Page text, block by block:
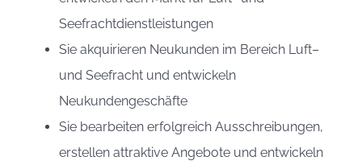
Seefrachtdienstleistungen
Sie akquirieren Neukunden im Bereich Luft–
und Seefracht und entwickeln
Neukundengeschäfte
Sie bearbeiten erfolgreich Ausschreibungen,
erstellen attraktive Angebote und entwickeln